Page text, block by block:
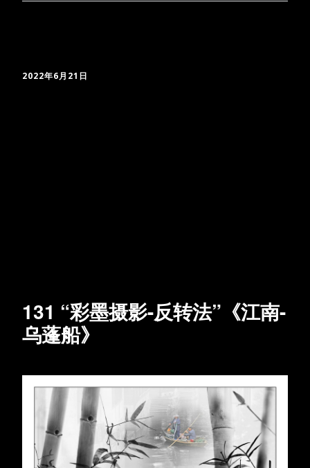
2022年6月21日
131 “彩墨摄影-反转法”《江南-
乌蓬船》